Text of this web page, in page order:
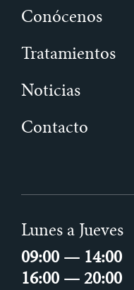
Conócenos
Tratamientos
Noticias
Contacto
Lunes a Jueves
09:00 — 14:00
16:00 — 20:00